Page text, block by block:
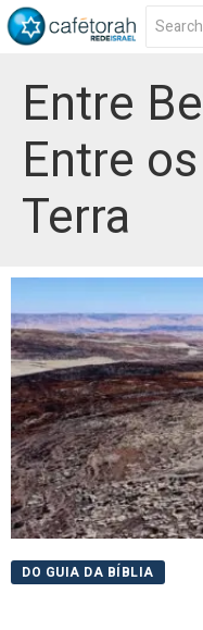
Entre
Entre
Terra
DO GUIA DA BÍBLIA